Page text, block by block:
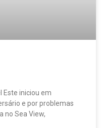
Este iniciou em
e por problemas
no Sea View,